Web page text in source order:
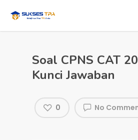
Soal CPNS CAT
Kunci Jawaban
No
0